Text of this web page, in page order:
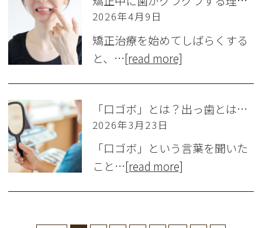
2026年4月9日
矯正治療を始めてしばらくする
と、…[read more]
「口ゴボ」とは？出っ歯とは違う？ マウスピース矯正で治せるの？
2026年3月23日
「口ゴボ」という言葉を聞いた
こと…[read more]